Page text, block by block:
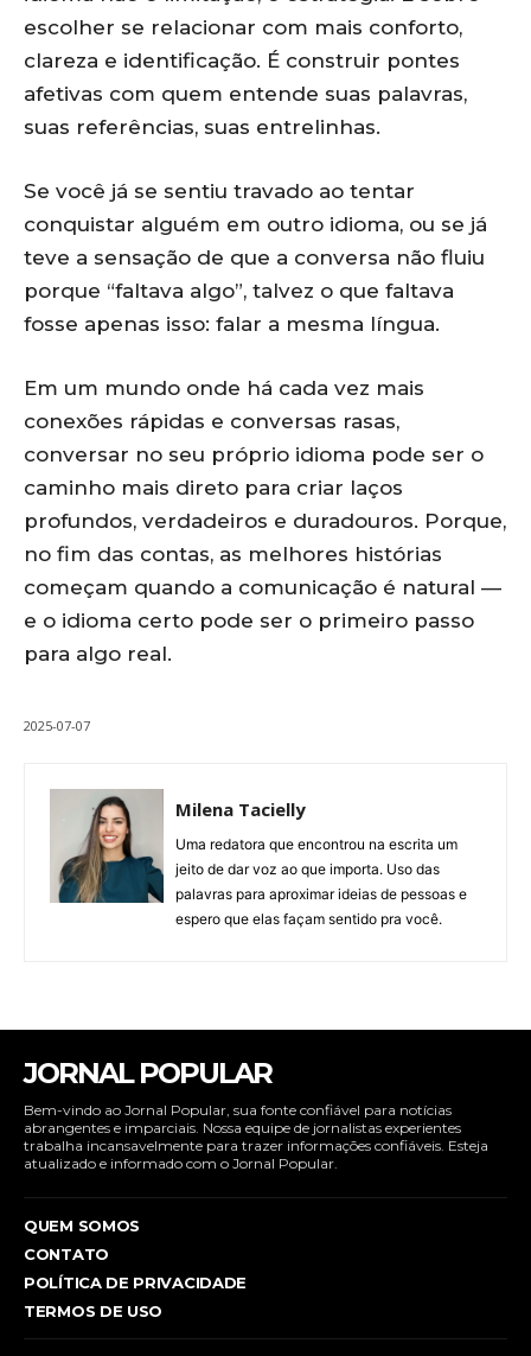
escolher se relacionar com mais conforto,
clareza e identificação. É construir pontes
afetivas com quem entende suas palavras,
suas referências, suas entrelinhas.
Se você já se sentiu travado ao tentar
conquistar alguém em outro idioma, ou se já
teve a sensação de que a conversa não fluiu
porque “faltava algo”, talvez o que faltava
fosse apenas isso: falar a mesma língua.
Em um mundo onde há cada vez mais
conexões rápidas e conversas rasas,
conversar no seu próprio idioma pode ser o
caminho mais direto para criar laços
profundos, verdadeiros e duradouros. Porque,
no fim das contas, as melhores histórias
começam quando a comunicação é natural —
e o idioma certo pode ser o primeiro passo
para algo real.
2025-07-07
Milena Tacielly
Uma redatora que encontrou na escrita um
jeito de dar voz ao que importa. Uso das
palavras para aproximar ideias de pessoas e
espero que elas façam sentido pra você.
JORNAL POPULAR
Bem-vindo ao Jornal Popular, sua fonte confiável para notícias
abrangentes e imparciais. Nossa equipe de jornalistas experientes
trabalha incansavelmente para trazer informações confiáveis. Esteja
atualizado e informado com o Jornal Popular.
QUEM SOMOS
CONTATO
POLÍTICA DE PRIVACIDADE
TERMOS DE USO